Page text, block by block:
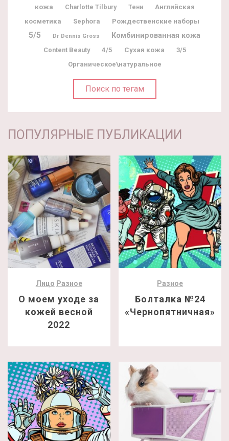
кожа
Charlotte Tilbury Тени
Английская
косметика
Sephora Рождественские наборы
5/5 Dr Dennis Gross Комбинированная кожа
Content Beauty 4/5 Сухая кожа
3/5
Органическое\натуральное
Поиск по тегам
ПОПУЛЯРНЫЕ ПУБЛИКАЦИИ
Лицо Разное
О моем уходе за
кожей весной
2022
Разное
Болталка №24
«Чернопятничная»